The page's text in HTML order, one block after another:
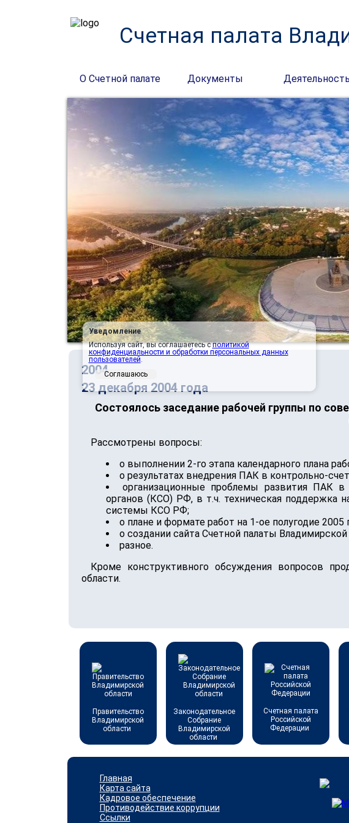
Счетная палата
О Счетной палате Документы Деятельность
2004
23 декабря 2004 года
Состоялось заседание рабочей группы по
Рассмотрены вопросы:
о выполнении 2-го этапа календарного плана
о результатах внедрения ПАК в контрольно-
организационные проблемы развития ПАК в
органов (КСО) РФ, в т.ч. техническая поддержка
системы КСО РФ;
о плане и формате работ на 1-ое полугодие 2005
о создании сайта Счетной палаты Владимирской
разное.
Кроме конструктивного обсуждения вопросов
области.
Правительство
Владимирской
области
Законодательное
Собрание
Владимирской
области
Счетная палата
Российской
Федерации
Главная
Карта сайта
Кадровое обеспечение
Противодействие коррупции
Ссылки
Уведомление
Используя сайт, вы соглашаетесь сполитикой
конфиденциальности и обработки персональных данных
пользователей.
Соглашаюсь